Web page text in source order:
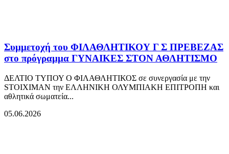
Συμμετοχή του ΦΙΛΑΘΛΗΤΙΚΟΥ Γ Σ ΠΡΕΒΕΖΑΣ
στο πρόγραμμα ΓΥΝΑΙΚΕΣ ΣΤΟΝ ΑΘΛΗΤΙΣΜΟ
ΔΕΛΤΙΟ ΤΥΠΟΥ Ο ΦΙΛΑΘΛΗΤΙΚΟΣ σε συνεργασία με την
STOIXIMAN την ΕΛΛΗΝΙΚΗ ΟΛΥΜΠΙΑΚΗ ΕΠΙΤΡΟΠΗ και
αθλητικά σωματεία...
05.06.2026